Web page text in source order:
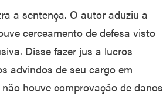
a sentença. O autor aduziu a
cerceamento de defesa visto
Disse fazer jus a lucros
advindos de seu cargo em
houve comprovação de danos